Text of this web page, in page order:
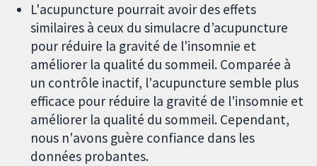
L'acupuncture pourrait avoir des effets
similaires à ceux du simulacre d’acupuncture
pour réduire la gravité de l'insomnie et
améliorer la qualité du sommeil. Comparée à
un contrôle inactif, l'acupuncture semble plus
efficace pour réduire la gravité de l'insomnie et
améliorer la qualité du sommeil. Cependant,
nous n'avons guère confiance dans les
données probantes.